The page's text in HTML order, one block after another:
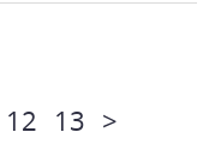
12 13 >